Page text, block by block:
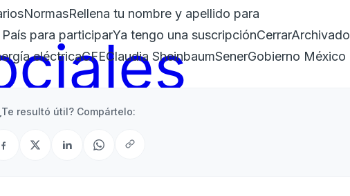
tu nombre y apellido para
para participarYa tengo una suscripciónCerrarArchivado
eléctricaCFEClaudia SheinbaumSenerGobierno México
resultó útil? Compártelo: